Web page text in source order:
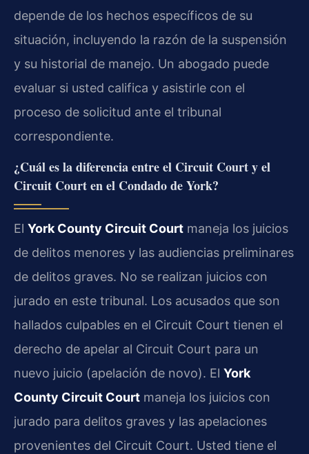
depende de los hechos específicos de su
situación, incluyendo la razón de la suspensión
y su historial de manejo. Un abogado puede
evaluar si usted califica y asistirle con el
proceso de solicitud ante el tribunal
correspondiente.
¿Cuál es la diferencia entre el Circuit Court y el
Circuit Court en el Condado de York?
El York County Circuit Court maneja los juicios
de delitos menores y las audiencias preliminares
de delitos graves. No se realizan juicios con
jurado en este tribunal. Los acusados que son
hallados culpables en el Circuit Court tienen el
derecho de apelar al Circuit Court para un
nuevo juicio (apelación de novo). El York
County Circuit Court maneja los juicios con
jurado para delitos graves y las apelaciones
provenientes del Circuit Court. Usted tiene el